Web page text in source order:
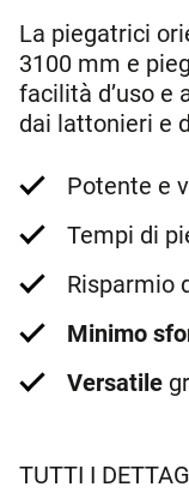
La piegatrici
3100 mm e
facilità d’uso e
dai lattonieri e
Potente e
Tempi di
Risparmio
Minimo
Versatile
TUTTI I